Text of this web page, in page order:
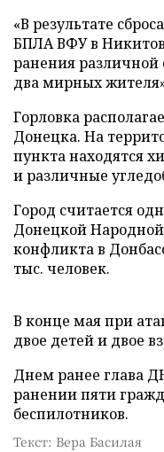
«В результате
БПЛА ВФУ в
ранения различной
два мирных
Горловка
Донецка. На
пункта находятся
и различные
Город считается
Донецкой
конфликта в
тыс. человек.
В конце мая при
двое детей и двое
Днем ранее глава
ранении пяти
беспилотников.
Текст: Вера Басилая